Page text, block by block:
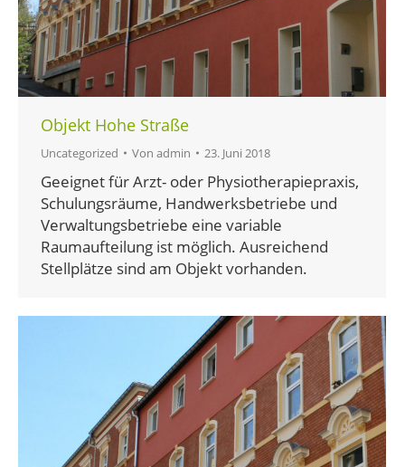
Objekt Hohe Straße
Uncategorized Von admin 23. Juni 2018
Geeignet für Arzt- oder Physiotherapiepraxis,
Schulungsräume, Handwerksbetriebe und
Verwaltungsbetriebe eine variable
Raumaufteilung ist möglich. Ausreichend
Stellplätze sind am Objekt vorhanden.